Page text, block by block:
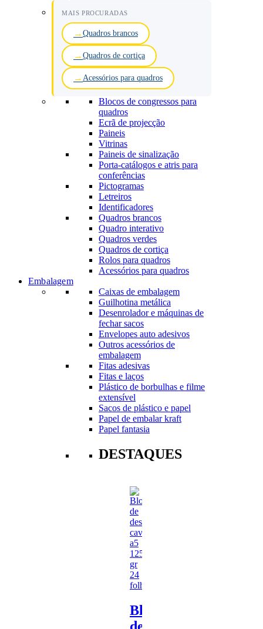
MAIS PROCURADAS
Quadros brancos
Quadros de cortiça
Acessórios para quadros
Blocos de congressos para
quadros
Ecrã de projecção
Paineis
Vitrinas
Paineis de sinalização
Porta-catálogos e atris para
conferências
Pictogramas
Letreiros
Identificadores
Quadros brancos
Quadro interativo
Quadros verdes
Quadros de cortiça
Rolos para quadros
Acessórios para quadros
Embalagem
Caixas de embalagem
Guilhotina metálica
Desenrolador e máquinas de
fechar sacos
Envelopes auto adesivos
Outros acessórios de
embalagem
Fitas adesivas
Fitas e laços
Plástico de borbulhas e filme
extensível
Sacos de plástico e papel
Papel de embalar kraft
Papel fantasia
DESTAQUES
Bloco
de